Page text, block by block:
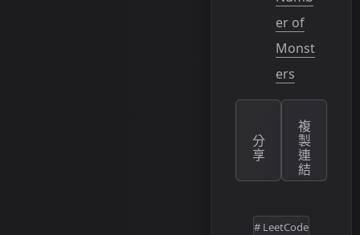
er of
Monst
ers
分
享
複
製
連
結
# LeetCode